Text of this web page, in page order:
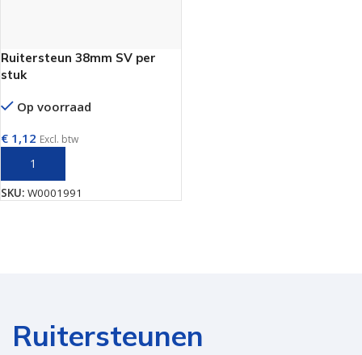
Ruitersteun 38mm SV per
stuk
Op voorraad
€ 1,12 Excl. btw
SKU: W0001991
Ruitersteunen